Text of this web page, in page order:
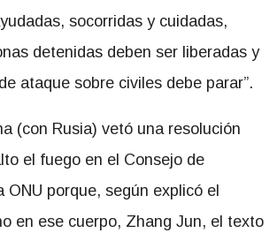
socorridas y cuidadas,
detenidas deben ser liberadas y
ataque sobre civiles debe parar”.
(con Rusia) vetó una resolución
el fuego en el Consejo de
ONU porque, según explicó el
en ese cuerpo, Zhang Jun, el texto